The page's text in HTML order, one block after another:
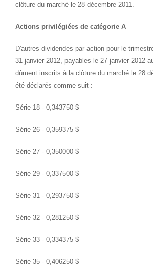
clôture du marché le 28 décembre 2011.
Actions privilégiées de catégorie A
D'autres dividendes par action pour le
31 janvier 2012, payables le 27 janvier 2012
dûment inscrits à la clôture du marché le 28
été déclarés comme suit :
Série 18 - 0,343750 $
Série 26 - 0,359375 $
Série 27 - 0,350000 $
Série 29 - 0,337500 $
Série 31 - 0,293750 $
Série 32 - 0,281250 $
Série 33 - 0,334375 $
Série 35 - 0,406250 $